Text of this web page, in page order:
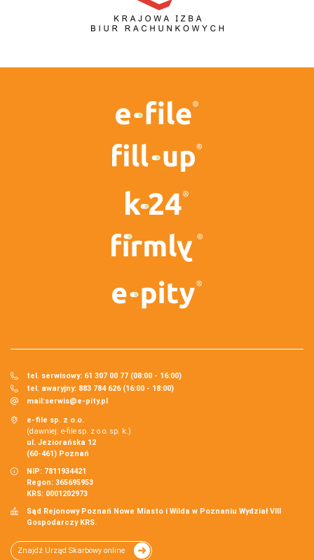
tel. serwisowy: 61 307 00 77 (08:00 - 16:00)
tel. awaryjny: 883 784 626 (16:00 - 18:00)
mail:serwis@e-pity.pl
e-file sp. z o.o.
(dawniej: e-file sp. z o.o. sp. k.)
ul. Jeziorańska 12
(60-461) Poznań
NIP: 7811934421
Regon: 365695953
KRS: 0001202973
Sąd Rejonowy Poznań Nowe Miasto i Wilda w Poznaniu Wydział VIII
Gospodarczy KRS.
Znajdź Urząd Skarbowy online